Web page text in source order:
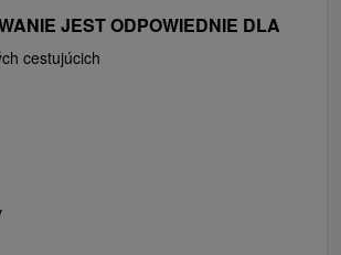
JEST ODPOWIEDNIE DLA
cestujúcich